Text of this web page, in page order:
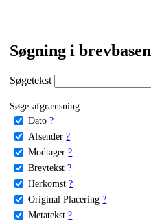
Søgning i brevbasen
Søgetekst
Søge-afgrænsning:
Dato ?
Afsender ?
Modtager ?
Brevtekst ?
Herkomst ?
Original Placering ?
Metatekst ?